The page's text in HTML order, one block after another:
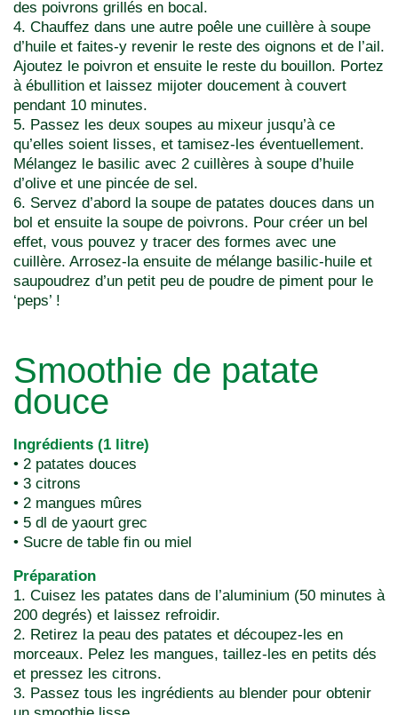
des poivrons grillés en bocal.
4. Chauffez dans une autre poêle une cuillère à soupe
d’huile et faites-y revenir le reste des oignons et de l’ail.
Ajoutez le poivron et ensuite le reste du bouillon. Portez
à ébullition et laissez mijoter doucement à couvert
pendant 10 minutes.
5. Passez les deux soupes au mixeur jusqu’à ce
qu’elles soient lisses, et tamisez-les éventuellement.
Mélangez le basilic avec 2 cuillères à soupe d’huile
d’olive et une pincée de sel.
6. Servez d’abord la soupe de patates douces dans un
bol et ensuite la soupe de poivrons. Pour créer un bel
effet, vous pouvez y tracer des formes avec une
cuillère. Arrosez-la ensuite de mélange basilic-huile et
saupoudrez d’un petit peu de poudre de piment pour le
‘peps’ !
Smoothie de patate
douce
Ingrédients (1 litre)
• 2 patates douces
• 3 citrons
• 2 mangues mûres
• 5 dl de yaourt grec
• Sucre de table fin ou miel
Préparation
1. Cuisez les patates dans de l’aluminium (50 minutes à
200 degrés) et laissez refroidir.
2. Retirez la peau des patates et découpez-les en
morceaux. Pelez les mangues, taillez-les en petits dés
et pressez les citrons.
3. Passez tous les ingrédients au blender pour obtenir